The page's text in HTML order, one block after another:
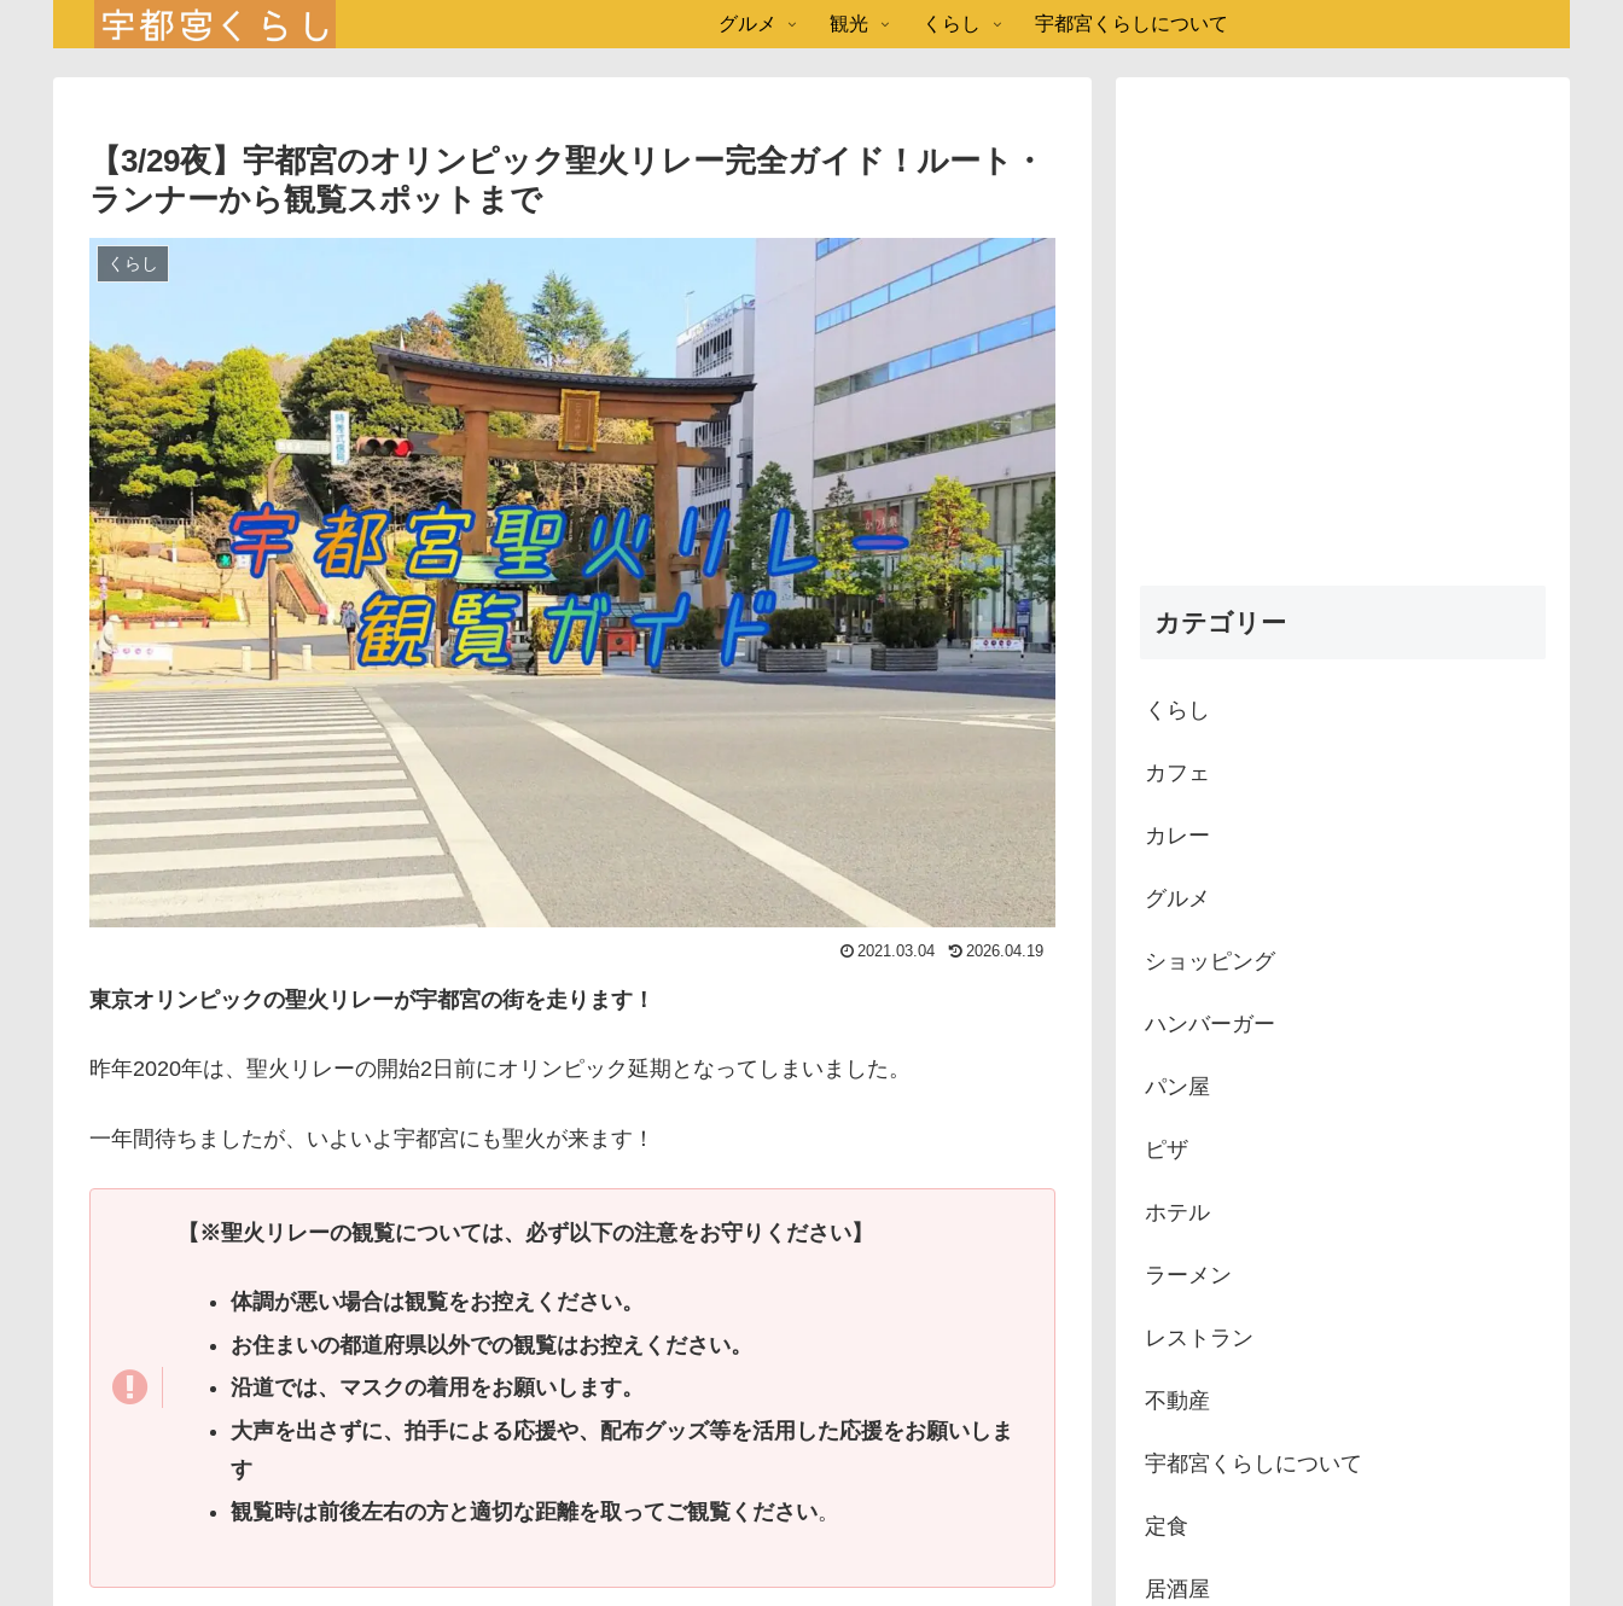
グルメ 観光 くらし 宇都宮くらしについて
【3/29夜】宇都宮のオリンピック聖火リレー完全ガイド！ルート・
ランナーから観覧スポットまで
くらし
2021.03.04 2026.04.19
東京オリンピックの聖火リレーが宇都宮の街を走ります！
昨年2020年は、聖火リレーの開始2日前にオリンピック延期となってしまいました。
一年間待ちましたが、いよいよ宇都宮にも聖火が来ます！
【※聖火リレーの観覧については、必ず以下の注意をお守りください】
体調が悪い場合は観覧をお控えください。
お住まいの都道府県以外での観覧はお控えください。
沿道では、マスクの着用をお願いします。
大声を出さずに、拍手による応援や、配布グッズ等を活用した応援をお願いしま
す
観覧時は前後左右の方と適切な距離を取ってご観覧ください。
カテゴリー
くらし
カフェ
カレー
グルメ
ショッピング
ハンバーガー
パン屋
ピザ
ホテル
ラーメン
レストラン
不動産
宇都宮くらしについて
定食
居酒屋